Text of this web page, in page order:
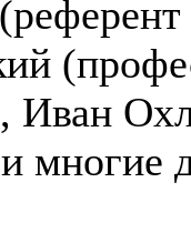
Иван
многие